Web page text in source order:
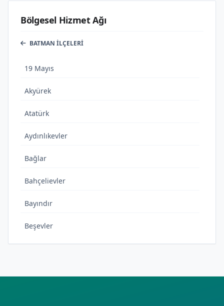
Bölgesel Hizmet Ağı
BATMAN İLÇELERI
19 Mayıs
Akyürek
Atatürk
Aydınlıkevler
Bağlar
Bahçelievler
Bayındır
Beşevler